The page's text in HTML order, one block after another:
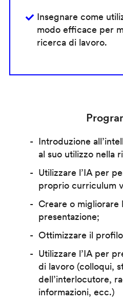
Insegnare come
modo efficace per
ricerca di lavoro.
Introduzione
al suo utilizzo nella
Utilizzare l’IA per
proprio curriculum
Creare o migliorare
presentazione;
Ottimizzare il
Utilizzare l’IA per
di lavoro (colloqui,
dell’interlocutore,
informazioni, ecc.)